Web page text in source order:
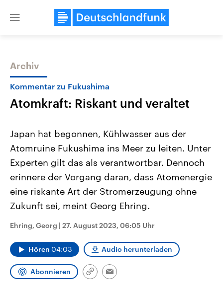
Close
Themen
Landtagswahl Sachsen-Anhalt
2026
Alle Informationen
Sachsen-Anhalt wählt am 6.
September 2026 einen neuen
Landtag. Seit 2021 wird das
Bundesland von einer Koalition aus
CDU, SPD und FDP regiert.-
Wahlprogramme, aktuelle Berichte
und Hintergründe zu den Parteien
Wahl.
USA
Aktuelle Beiträge,
Hintergründe
Wirtschaftlich und
gehören die Vereinigten
den mächtigsten Ländern
mit großem Einfluss auf
aktuelle Weltgeschehen.
Sendungen Programm Podcasts
Audio-Archiv
Archiv
Kommentar zu Fukushima
Atomkraft: Riskant und veraltet
Japan hat begonnen, Kühlwasser aus der
Atomruine Fukushima ins Meer zu leiten. Unter
Experten gilt das als verantwortbar. Dennoch
erinnere der Vorgang daran, dass Atomenergie
eine riskante Art der Stromerzeugung ohne
Zukunft sei, meint Georg Ehring.
Ehring, Georg | 27. August 2023, 06:05 Uhr
Hören 04:03 Audio herunterladen
Abonnieren
Link
Email